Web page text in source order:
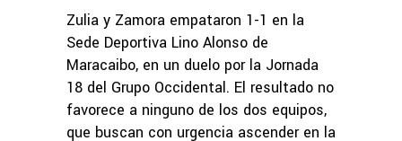
Zulia y Zamora empataron 1-1 en la
Sede Deportiva Lino Alonso de
Maracaibo, en un duelo por la Jornada
18 del Grupo Occidental. El resultado no
favorece a ninguno de los dos equipos,
que buscan con urgencia ascender en la